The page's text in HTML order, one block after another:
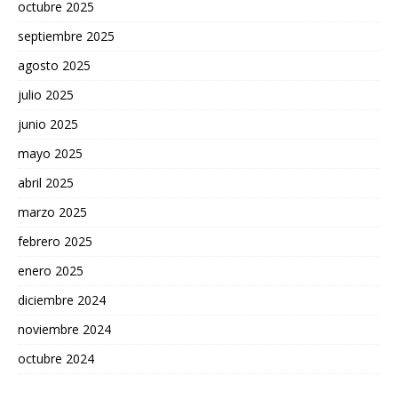
octubre 2025
septiembre 2025
agosto 2025
julio 2025
junio 2025
mayo 2025
abril 2025
marzo 2025
febrero 2025
enero 2025
diciembre 2024
noviembre 2024
octubre 2024